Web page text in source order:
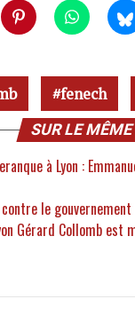
fenech
SUR LE
à Lyon :
le
Gérard Collomb est